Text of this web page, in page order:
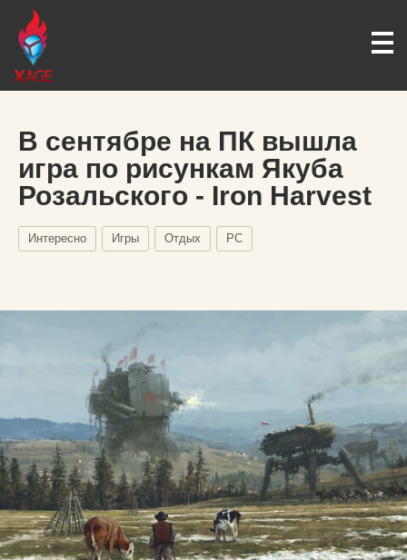
В сентябре на ПК вышла
игра по рисункам Якуба
Розальского - Iron Harvest
Интересно Игры Отдых PC